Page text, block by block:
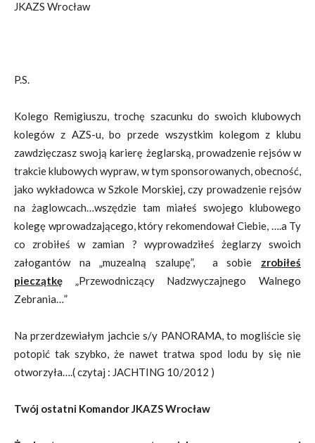
JKAZS Wrocław
P.S.
Kolego Remigiuszu, trochę szacunku do swoich klubowych
kolegów z AZS-u, bo przede wszystkim kolegom z klubu
zawdzięczasz swoją karierę żeglarską, prowadzenie rejsów w
trakcie klubowych wypraw, w tym sponsorowanych, obecność,
jako wykładowca w Szkole Morskiej, czy prowadzenie rejsów
na żaglowcach…wszędzie tam miałeś swojego klubowego
kolegę wprowadzającego, który rekomendował Ciebie, ….a Ty
co zrobiłeś w zamian ? wyprowadziłeś żeglarzy swoich
załogantów na „muzealną szalupę”, a sobie zrobiłeś
pieczątkę „Przewodniczący Nadzwyczajnego Walnego
Zebrania…”
Na przerdzewiałym jachcie s/y PANORAMA, to mogliście się
potopić tak szybko, że nawet tratwa spod lodu by się nie
otworzyła….( czytaj : JACHTING 10/2012 )
Twój ostatni Komandor JKAZS Wrocław